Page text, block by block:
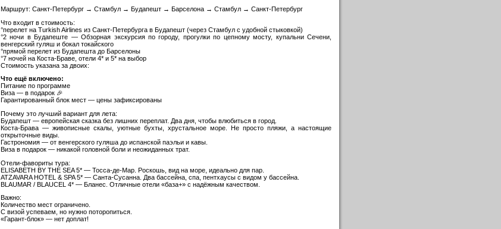
Маршрут: Санкт-Петербург → Стамбул → Будапешт → Барселона → Стамбул → Санкт-Петербург
Что входит в стоимость:
°перелет на Turkish Airlines из Санкт-Петербурга в Будапешт (через Стамбул с удобной стыковкой)
°2 ночи в Будапеште — Обзорная экскурсия по городу, прогулки по цепному мосту, купальни Сечени,
венгерский гуляш и бокал токайского
°прямой перелет из Будапешта до Барселоны
°7 ночей на Коста-Браве, отели 4* и 5* на выбор
Стоимость указана за двоих:
Что ещё включено:
Питание по программе
Виза — в подарок 🎉
Гарантированный блок мест — цены зафиксированы
Почему это лучший вариант для лета:
Будапешт — европейская сказка без лишних переплат. Два дня, чтобы влюбиться в город.
Коста-Брава — живописные скалы, уютные бухты, хрустальное море. Не просто пляжи, а настоящие
открыточные виды.
Гастрономия — от венгерского гуляша до испанской паэльи и кавы.
Виза в подарок — никакой головной боли и неожиданных трат.
Отели-фавориты тура:
ELISABETH BY THE SEA 5* — Тосса-де-Мар. Роскошь, вид на море, идеально для пар.
ATZAVARA HOTEL & SPA 5* — Санта-Сусанна. Два бассейна, спа, пентхаусы с видом у бассейна.
BLAUMAR / BLAUCEL 4* — Бланес. Отличные отели «база+» с надёжным качеством.
Важно:
Количество мест ограничено.
С визой успеваем, но нужно поторопиться.
«Гарант-блок» — нет доплат!